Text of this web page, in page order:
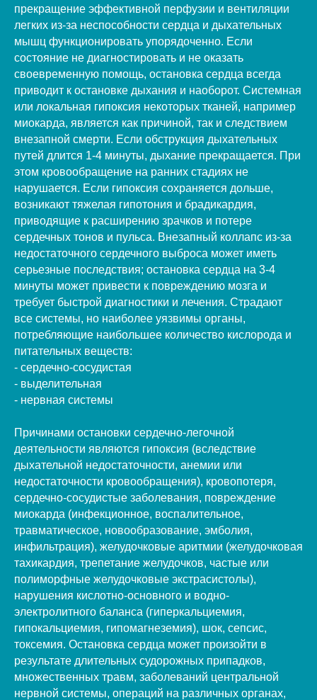
прекращение эффективной перфузии и вентиляции
легких из-за неспособности сердца и дыхательных
мышц функционировать упорядоченно. Если
состояние не диагностировать и не оказать
своевременную помощь, остановка сердца всегда
приводит к остановке дыхания и наоборот. Системная
или локальная гипоксия некоторых тканей, например
миокарда, является как причиной, так и следствием
внезапной смерти. Если обструкция дыхательных
путей длится 1-4 минуты, дыхание прекращается. При
этом кровообращение на ранних стадиях не
нарушается. Если гипоксия сохраняется дольше,
возникают тяжелая гипотония и брадикардия,
приводящие к расширению зрачков и потере
сердечных тонов и пульса. Внезапный коллапс из-за
недостаточного сердечного выброса может иметь
серьезные последствия; остановка сердца на 3-4
минуты может привести к повреждению мозга и
требует быстрой диагностики и лечения. Страдают
все системы, но наиболее уязвимы органы,
потребляющие наибольшее количество кислорода и
питательных веществ:
- сердечно-сосудистая
- выделительная
- нервная системы
Причинами остановки сердечно-легочной
деятельности являются гипоксия (вследствие
дыхательной недостаточности, анемии или
недостаточности кровообращения), кровопотеря,
сердечно-сосудистые заболевания, повреждение
миокарда (инфекционное, воспалительное,
травматическое, новообразование, эмболия,
инфильтрация), желудочковые аритмии (желудочковая
тахикардия, трепетание желудочков, частые или
полиморфные желудочковые экстрасистолы),
нарушения кислотно-основного и водно-
электролитного баланса (гиперкальциемия,
гипокальциемия, гипомагнеземия), шок, сепсис,
токсемия. Остановка сердца может произойти в
результате длительных судорожных припадков,
множественных травм, заболеваний центральной
нервной системы, операций на различных органах,